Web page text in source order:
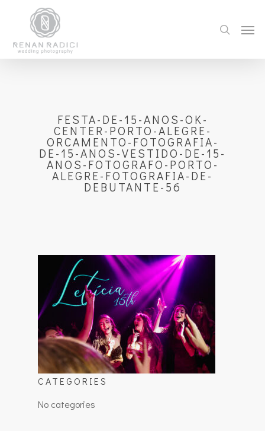
FESTA-DE-15-ANOS-OK-
CENTER-PORTO-ALEGRE-
ORCAMENTO-FOTOGRAFIA-
DE-15-ANOS-VESTIDO-DE-15-
ANOS-FOTOGRAFO-PORTO-
ALEGRE-FOTOGRAFIA-DE-
DEBUTANTE-56
CATEGORIES
No categories